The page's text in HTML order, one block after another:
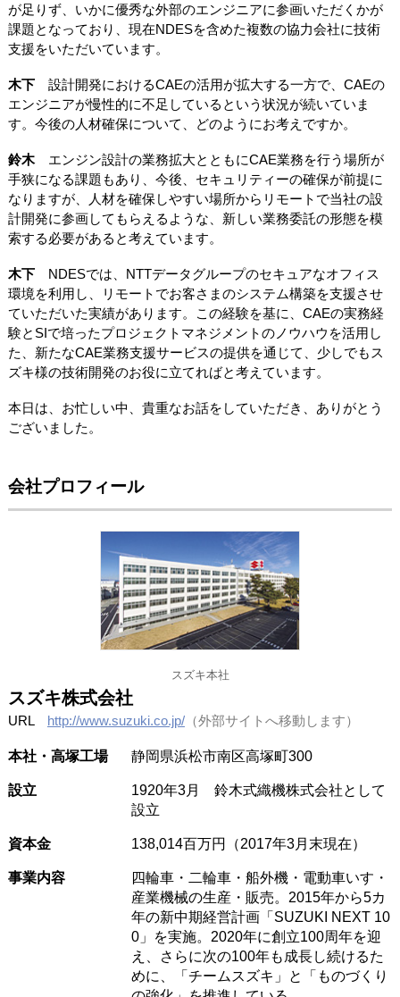
が足りず、いかに優秀な外部のエンジニアに参画いただくかが
課題となっており、現在NDESを含めた複数の協力会社に技術
支援をいただいています。
木下設計開発におけるCAEの活用が拡大する一方で、CAEの
エンジニアが慢性的に不足しているという状況が続いていま
す。今後の人材確保について、どのようにお考えですか。
鈴木エンジン設計の業務拡大とともにCAE業務を行う場所が
手狭になる課題もあり、今後、セキュリティーの確保が前提に
なりますが、人材を確保しやすい場所からリモートで当社の設
計開発に参画してもらえるような、新しい業務委託の形態を模
索する必要があると考えています。
木下NDESでは、NTTデータグループのセキュアなオフィス
環境を利用し、リモートでお客さまのシステム構築を支援させ
ていただいた実績があります。この経験を基に、CAEの実務経
験とSIで培ったプロジェクトマネジメントのノウハウを活用し
た、新たなCAE業務支援サービスの提供を通じて、少しでもス
ズキ様の技術開発のお役に立てればと考えています。
本日は、お忙しい中、貴重なお話をしていただき、ありがとう
ございました。
会社プロフィール
スズキ本社
スズキ株式会社
URL http://www.suzuki.co.jp/（外部サイトへ移動します）
本社・高塚工場 静岡県浜松市南区高塚町300
設立
1920年3月 鈴木式織機株式会社として
設立
資本金 138,014百万円（2017年3月末現在）
事業内容
四輪車・二輪車・船外機・電動車いす・
産業機械の生産・販売。2015年から5カ
年の新中期経営計画「SUZUKI NEXT 10
0」を実施。2020年に創立100周年を迎
え、さらに次の100年も成長し続けるた
めに、「チームスズキ」と「ものづくり